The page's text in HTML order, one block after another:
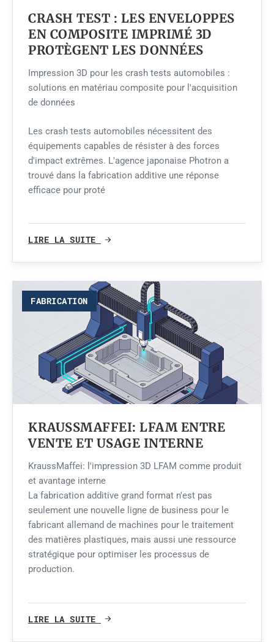
CRASH TEST : LES ENVELOPPES
EN COMPOSITE IMPRIMÉ 3D
PROTÈGENT LES DONNÉES
Impression 3D pour les crash tests automobiles :
solutions en matériau composite pour l'acquisition
de données
Les crash tests automobiles nécessitent des
équipements capables de résister à des forces
d'impact extrêmes. L'agence japonaise Photron a
trouvé dans la fabrication additive une réponse
efficace pour proté
LIRE LA SUITE
FABRICATION
KRAUSSMAFFEI: LFAM ENTRE
VENTE ET USAGE INTERNE
KraussMaffei: l'impression 3D LFAM comme produit
et avantage interne
La fabrication additive grand format n'est pas
seulement une nouvelle ligne de business pour le
fabricant allemand de machines pour le traitement
des matières plastiques, mais aussi une ressource
stratégique pour optimiser les processus de
production.
LIRE LA SUITE